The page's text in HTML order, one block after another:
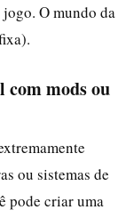
O mundo da
mods ou
ou sistemas de
pode criar uma